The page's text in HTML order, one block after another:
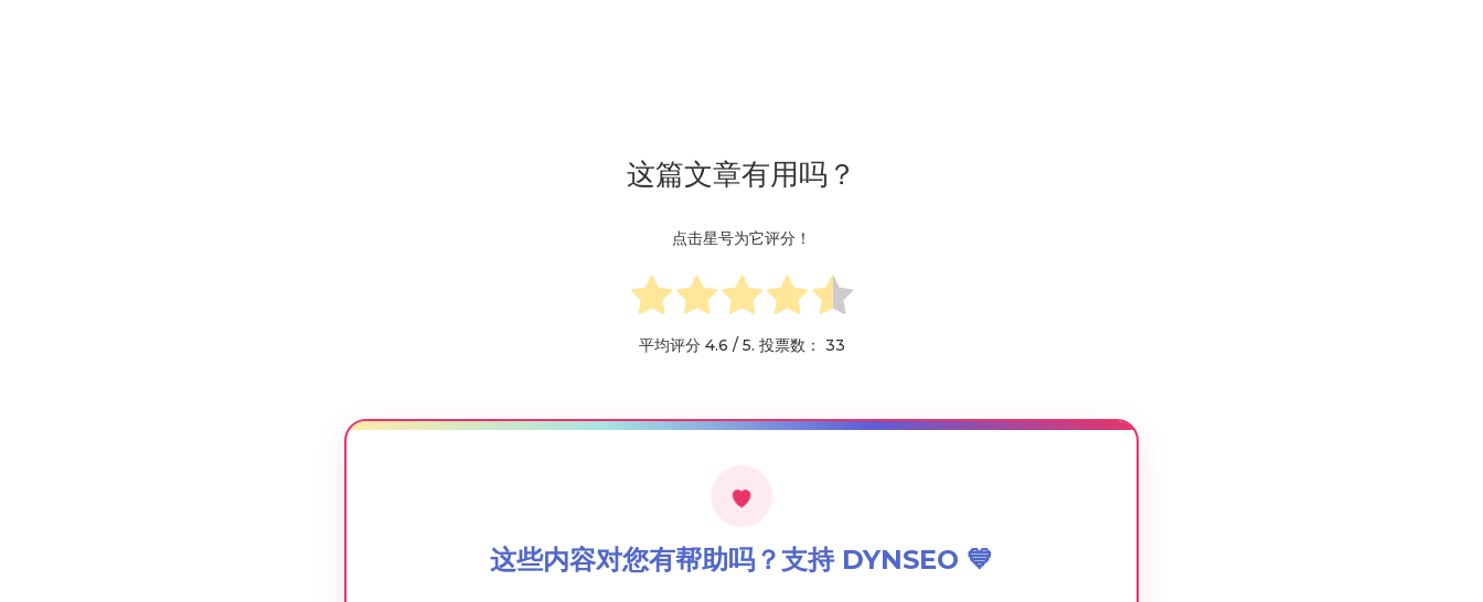
这篇文章有用吗？
点击星号为它评分！
平均评分 4.6 / 5. 投票数： 33
这些内容对您有帮助吗？支持 DYNSEO 💙